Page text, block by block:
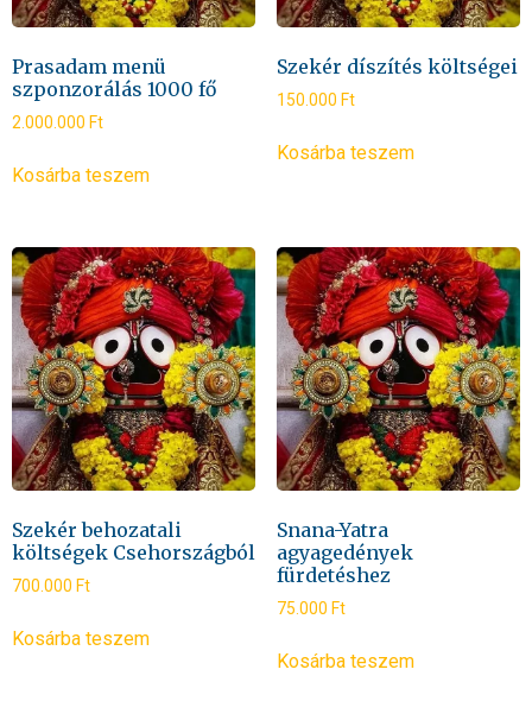
Prasadam menü
szponzorálás 1000 fő
2.000.000 Ft
Kosárba teszem
Szekér díszítés költségei
150.000 Ft
Kosárba teszem
Szekér behozatali
költségek Csehországból
700.000 Ft
Kosárba teszem
Snana-Yatra
agyagedények
fürdetéshez
75.000 Ft
Kosárba teszem